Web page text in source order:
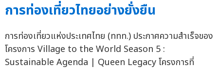
การท่องเที่ยวไทยอย่างยั่งยืน
การท่องเที่ยวแห่งประเทศไทย (ททท.) ประกาศความสำเร็จของ
โครงการ Village to the World Season 5 :
Sustainable Agenda | Queen Legacy โครงการที่